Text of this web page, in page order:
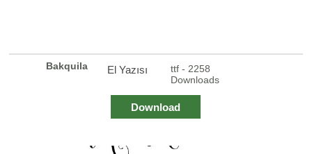
Bakquila El Yazısı
ttf - 2258
Downloads
Download